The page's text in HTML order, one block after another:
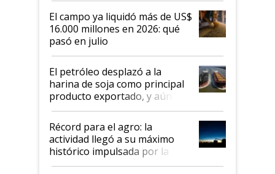
El campo ya liquidó más de US$
16.000 millones en 2026: qué
pasó en julio
El petróleo desplazó a la
harina de soja como principal
producto exportado, y aún así
el agro aportó casi seis de cada
diez dólares y sostuvo el
liderazgo en un semestre
récord
Récord para el agro: la
actividad llegó a su máximo
histórico impulsada por la
cosecha y las exportaciones